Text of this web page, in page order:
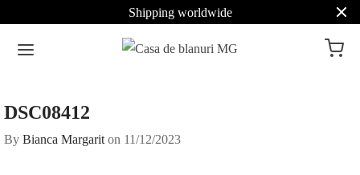
Shipping worldwide
DSC08412
By Bianca Margarit on 11/12/2023